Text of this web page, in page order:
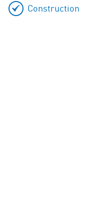
Construction